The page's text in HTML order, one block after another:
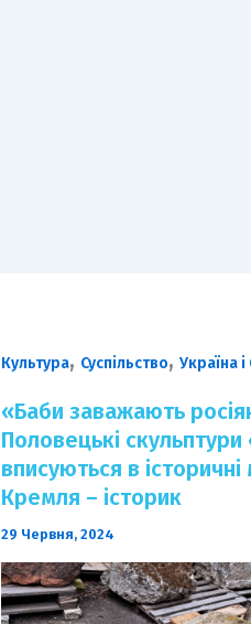
Культура, Суспільство, Україна і
«Баби заважають
Половецькі скульптури
вписуються в
Кремля – історик
29 Червня, 2024